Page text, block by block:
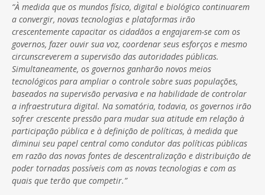
“À medida que os mundos físico, digital e biológico continuarem
a convergir, novas tecnologias e plataformas irão
crescentemente capacitar os cidadãos a engajarem-se com os
governos, fazer ouvir sua voz, coordenar seus esforços e mesmo
circunscreverem a supervisão das autoridades públicas.
Simultaneamente, os governos ganharão novos meios
tecnológicos para ampliar o controle sobre suas populações,
baseados na supervisão pervasiva e na habilidade de controlar
a infraestrutura digital. Na somatória, todavia, os governos irão
sofrer crescente pressão para mudar sua atitude em relação à
participação pública e à definição de políticas, à medida que
diminui seu papel central como condutor das políticas públicas
em razão das novas fontes de descentralização e distribuição de
poder tornadas possíveis com as novas tecnologias e com as
quais que terão que competir.”